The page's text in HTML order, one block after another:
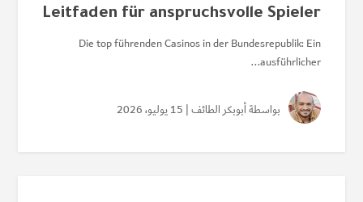
Leitfaden für anspruchsvolle Spieler
Die top führenden Casinos in der Bundesrepublik: Ein
ausführlicher...
بواسطةأبوبكر الطائف| 15 يوليو، 2026